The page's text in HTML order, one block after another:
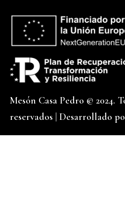
Mesón Casa Pedro © 2024.
reservados | Desarrollado